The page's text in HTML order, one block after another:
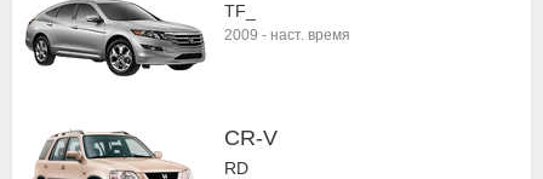
TF_
2009 - наст. время
CR-V
RD